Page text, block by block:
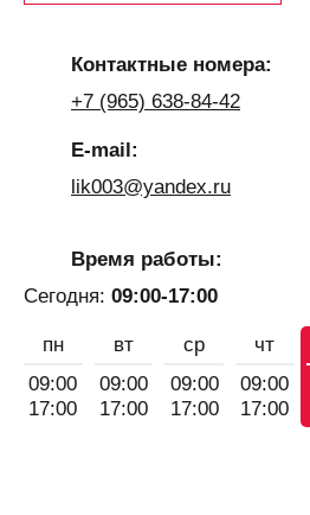
Контактные номера:
+7 (965) 638-84-42
E-mail:
lik003@yandex.ru
Время работы:
Сегодня: 09:00-17:00
пн
09:00
17:00
вт
09:00
17:00
ср
09:00
17:00
чт
09:00
17:00